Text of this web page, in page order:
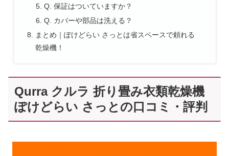
Q. 保証はついていますか？
Q. カバーや部品は洗える？
まとめ｜ぽけどらい さっとは省スペースで頼れる
乾燥機！
Qurra クルラ 折り畳み衣類乾燥機
ぽけどらい さっとの口コミ・評判